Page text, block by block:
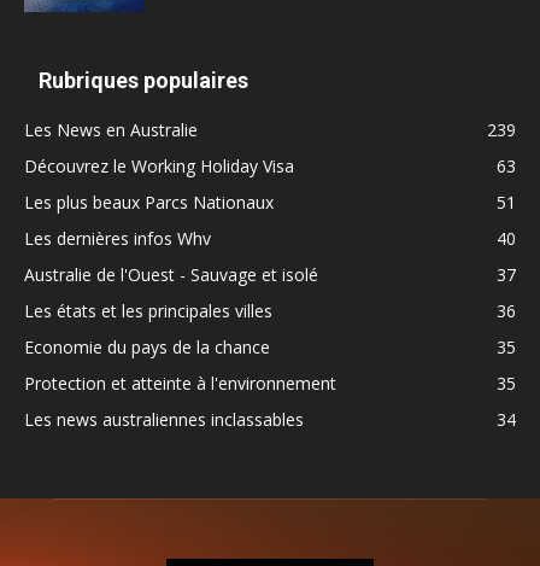
Rubriques populaires
Les News en Australie
239
Découvrez le Working Holiday Visa
63
Les plus beaux Parcs Nationaux
51
Les dernières infos Whv
40
Australie de l'Ouest - Sauvage et isolé
37
Les états et les principales villes
36
Economie du pays de la chance
35
Protection et atteinte à l'environnement
35
Les news australiennes inclassables
34